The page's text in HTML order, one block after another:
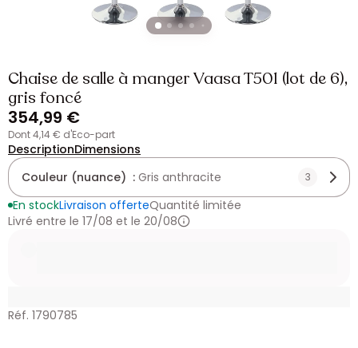
Chaise de salle à manger Vaasa T501 (lot de 6),
gris foncé
354,99 €
dont 4,14 € d'Eco-part
DescriptionDimensions
Couleur (nuance) : Gris anthracite 3
En stockLivraison offerteQuantité limitée
Livré entre le 17/08 et le 20/08
Réf. 1790785